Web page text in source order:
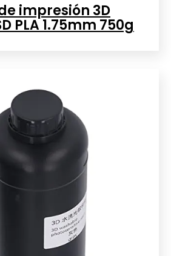
impresión 3D
PLA 1.75mm 750g